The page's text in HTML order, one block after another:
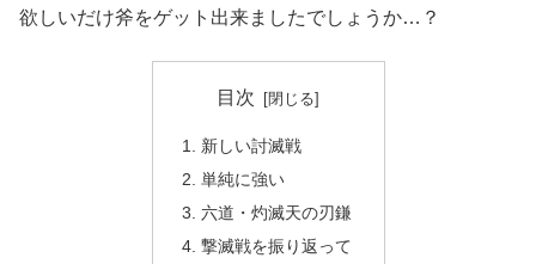
欲しいだけ斧をゲット出来ましたでしょうか…？
目次
新しい討滅戦
単純に強い
六道・灼滅天の刃鎌
撃滅戦を振り返って